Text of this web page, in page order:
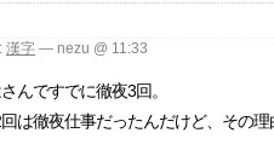
漢字 — nezu @ 11:33
んですでに徹夜3回。
は徹夜仕事だったんだけど、その理